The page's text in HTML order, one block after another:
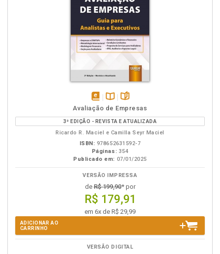
disponível
em
eBook
Disponível
na
B.V.
páginas
Avaliação de Empresas
3ª EDIÇÃO - REVISTA E ATUALIZADA
Ricardo R. Maciel e Camilla Seyr Maciel
ISBN: 978652631592-7
Páginas: 354
Publicado em: 07/01/2025
VERSÃO IMPRESSA
deR$ 199,90* por
R$ 179,91
em 6x de R$ 29,99
ADICIONAR AO
CARRINHO
VERSÃO DIGITAL